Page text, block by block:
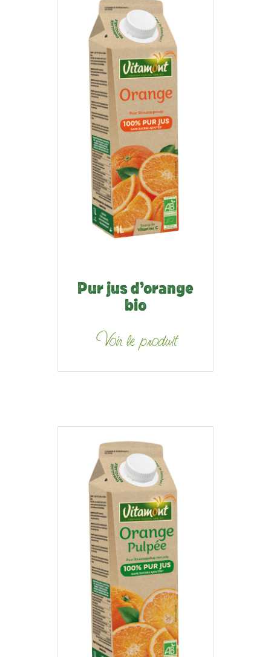
Pur jus d’orange
bio
Voir le produit